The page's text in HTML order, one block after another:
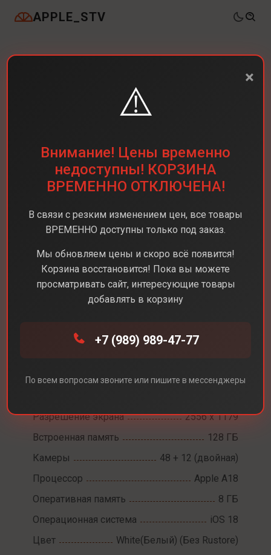
APPLE_STV
Смартфоны iPhone 16
Разрешение экрана
2556 x 1179
Встроенная память
128 ГБ
Камеры
48 + 12 (двойная)
Процессор
Apple A18
Оперативная память
8 ГБ
Операционная система
iOS 18
Цвет
White(Белый) (Без Rustore)
×
⚠️
Внимание! Цены временно
недоступны! КОРЗИНА
ВРЕМЕННО ОТКЛЮЧЕНА!
В связи с резким изменением цен, все товары
ВРЕМЕННО доступны только под заказ.
Мы обновляем цены и скоро всё появится!
Корзина восстановится! Пока вы можете
просматривать сайт, интересующие товары
добавлять в корзину
+7 (989) 989-47-77
По всем вопросам звоните или пишите в мессенджеры